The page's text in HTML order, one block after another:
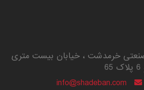
خرمدشت ، خیابان بیست متری
info@shadeban.com